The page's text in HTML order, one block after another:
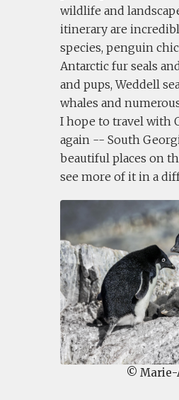
wildlife and
itinerary are
species, penguin
Antarctic fur seals
and pups, Weddell
whales and
I hope to travel with
again -- South
beautiful places on
see more of it in a
© Marie-